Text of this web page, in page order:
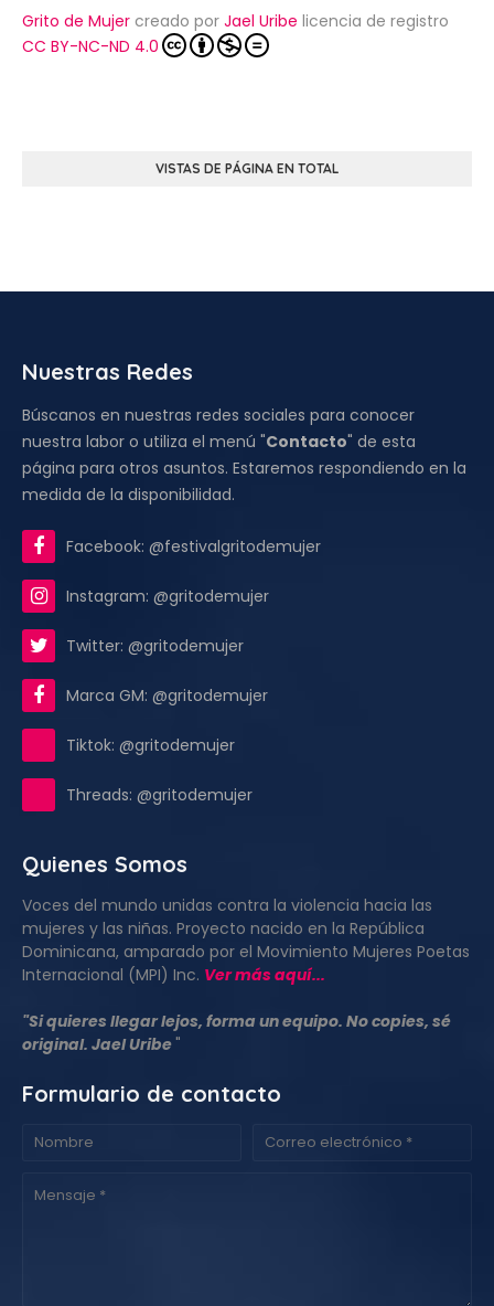
Grito de Mujer creado por Jael Uribe licencia de registro
CC BY-NC-ND 4.0
VISTAS DE PÁGINA EN TOTAL
Nuestras Redes
Búscanos en nuestras redes sociales para conocer
nuestra labor o utiliza el menú "Contacto" de esta
página para otros asuntos. Estaremos respondiendo en la
medida de la disponibilidad.
Facebook: @festivalgritodemujer
Instagram: @gritodemujer
Twitter: @gritodemujer
Marca GM: @gritodemujer
Tiktok: @gritodemujer
Threads: @gritodemujer
Quienes Somos
Voces del mundo unidas contra la violencia hacia las
mujeres y las niñas. Proyecto nacido en la República
Dominicana, amparado por el Movimiento Mujeres Poetas
Internacional (MPI) Inc. Ver más aquí...
"Si quieres llegar lejos, forma un equipo. No copies, sé
original. Jael Uribe"
Formulario de contacto